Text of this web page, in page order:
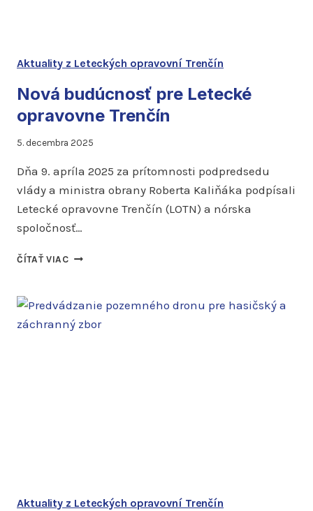
Aktuality z Leteckých opravovní Trenčín
Nová budúcnosť pre Letecké
opravovne Trenčín
5. decembra 2025
Dňa 9. apríla 2025 za prítomnosti podpredsedu
vlády a ministra obrany Roberta Kaliňáka podpísali
Letecké opravovne Trenčín (LOTN) a nórska
spoločnosť…
ČÍTAŤ VIACNOVÁ
LETECKÉ
OPRAVOVNE
TRENČÍN
Aktuality z Leteckých opravovní Trenčín